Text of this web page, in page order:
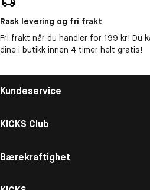
Rask levering og fri frakt
Fri frakt når du handler for 199 kr! Du
dine i butikk innen 4 timer helt gratis!
Kundeservice
KICKS Club
Bærekraftighet